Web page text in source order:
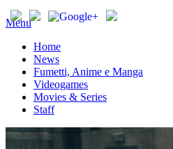
Menu
Home
News
Fumetti, Anime e Manga
Videogames
Movies & Series
Staff